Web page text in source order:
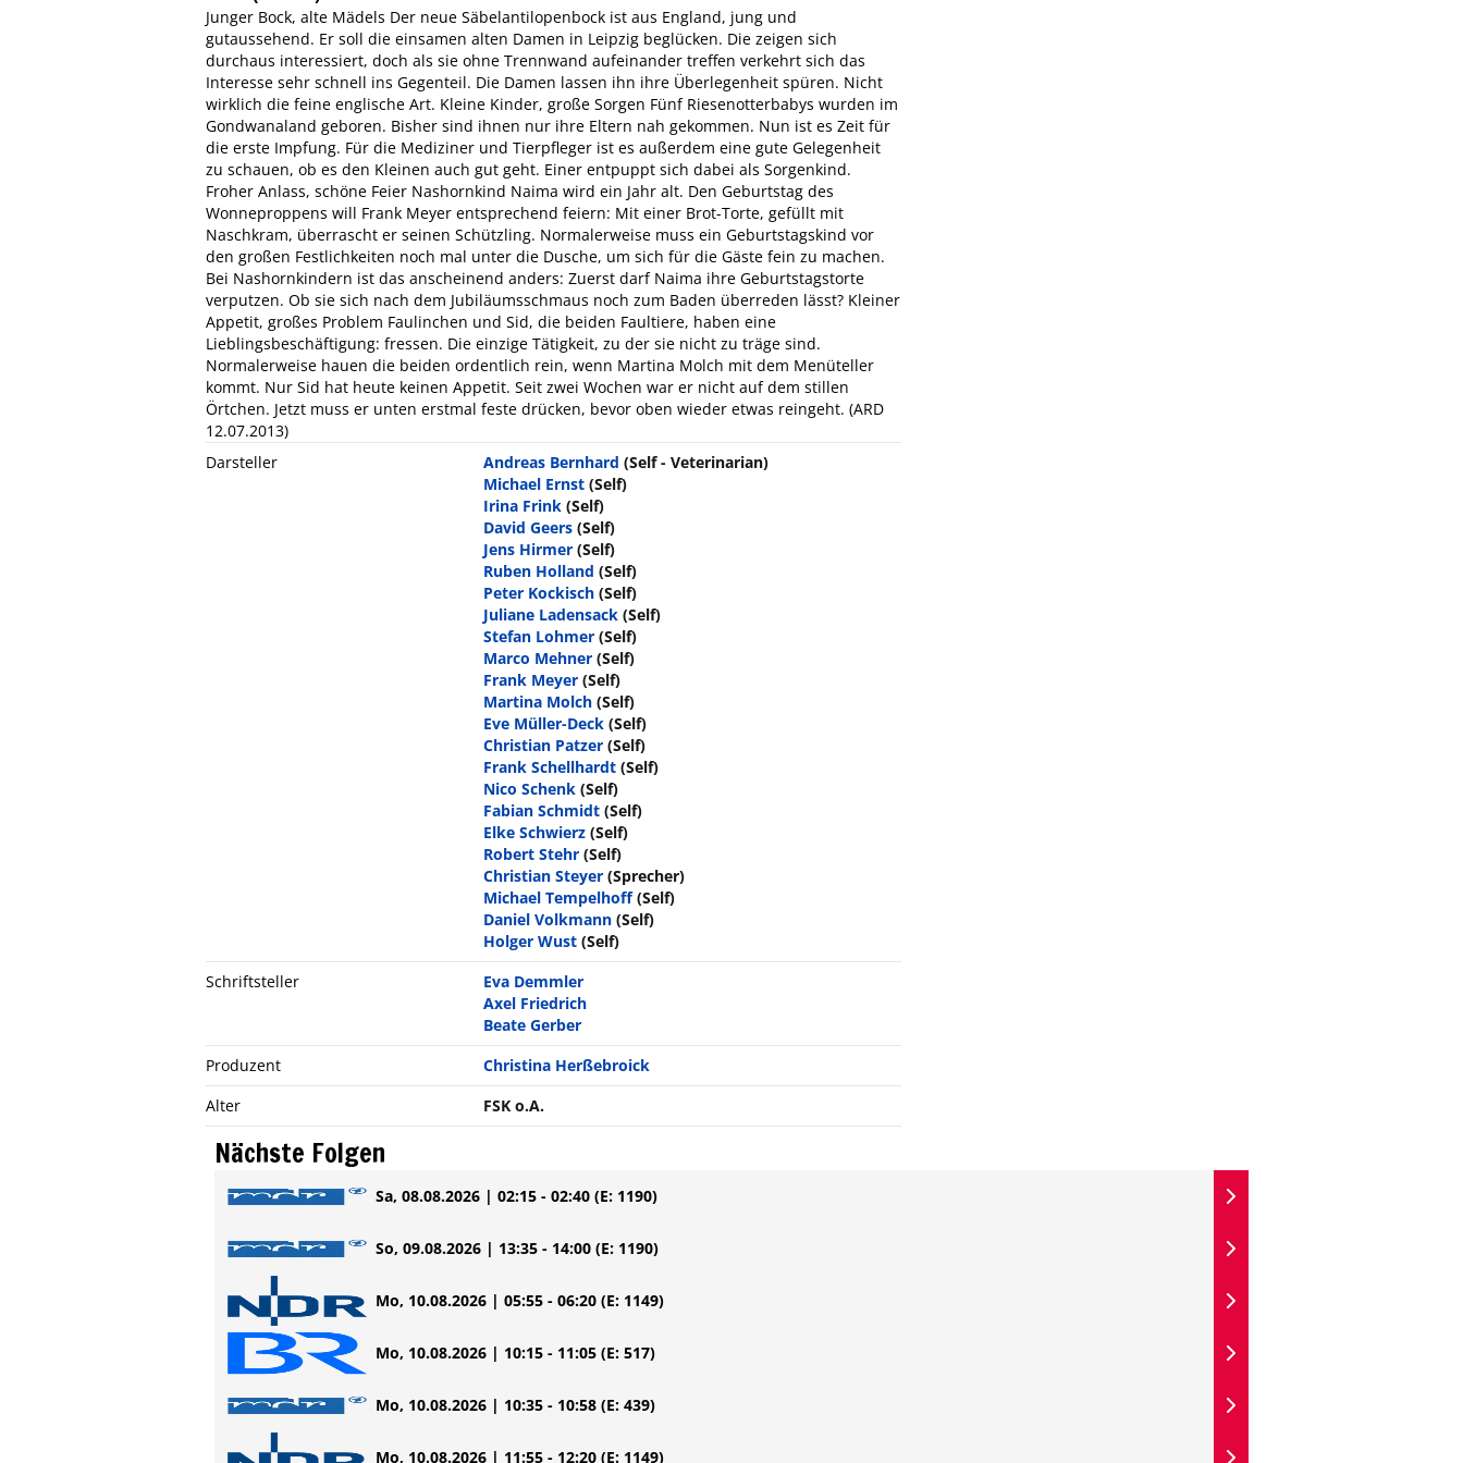
Junger Bock, alte Mädels Der neue Säbelantilopenbock ist aus England, jung und
gutaussehend. Er soll die einsamen alten Damen in Leipzig beglücken. Die zeigen sich
durchaus interessiert, doch als sie ohne Trennwand aufeinander treffen verkehrt sich das
Interesse sehr schnell ins Gegenteil. Die Damen lassen ihn ihre Überlegenheit spüren. Nicht
wirklich die feine englische Art. Kleine Kinder, große Sorgen Fünf Riesenotterbabys wurden im
Gondwanaland geboren. Bisher sind ihnen nur ihre Eltern nah gekommen. Nun ist es Zeit für
die erste Impfung. Für die Mediziner und Tierpfleger ist es außerdem eine gute Gelegenheit
zu schauen, ob es den Kleinen auch gut geht. Einer entpuppt sich dabei als Sorgenkind.
Froher Anlass, schöne Feier Nashornkind Naima wird ein Jahr alt. Den Geburtstag des
Wonneproppens will Frank Meyer entsprechend feiern: Mit einer Brot-Torte, gefüllt mit
Naschkram, überrascht er seinen Schützling. Normalerweise muss ein Geburtstagskind vor
den großen Festlichkeiten noch mal unter die Dusche, um sich für die Gäste fein zu machen.
Bei Nashornkindern ist das anscheinend anders: Zuerst darf Naima ihre Geburtstagstorte
verputzen. Ob sie sich nach dem Jubiläumsschmaus noch zum Baden überreden lässt? Kleiner
Appetit, großes Problem Faulinchen und Sid, die beiden Faultiere, haben eine
Lieblingsbeschäftigung: fressen. Die einzige Tätigkeit, zu der sie nicht zu träge sind.
Normalerweise hauen die beiden ordentlich rein, wenn Martina Molch mit dem Menüteller
kommt. Nur Sid hat heute keinen Appetit. Seit zwei Wochen war er nicht auf dem stillen
Örtchen. Jetzt muss er unten erstmal feste drücken, bevor oben wieder etwas reingeht. (ARD
12.07.2013)
Darsteller
Andreas Bernhard (Self - Veterinarian)
Michael Ernst (Self)
Irina Frink (Self)
David Geers (Self)
Jens Hirmer (Self)
Ruben Holland (Self)
Peter Kockisch (Self)
Juliane Ladensack (Self)
Stefan Lohmer (Self)
Marco Mehner (Self)
Frank Meyer (Self)
Martina Molch (Self)
Eve Müller-Deck (Self)
Christian Patzer (Self)
Frank Schellhardt (Self)
Nico Schenk (Self)
Fabian Schmidt (Self)
Elke Schwierz (Self)
Robert Stehr (Self)
Christian Steyer (Sprecher)
Michael Tempelhoff (Self)
Daniel Volkmann (Self)
Holger Wust (Self)
Schriftsteller
Eva Demmler
Axel Friedrich
Beate Gerber
Produzent
Christina Herßebroick
Alter
FSK o.A.
Nächste Folgen
Sa, 08.08.2026 | 02:15 - 02:40 (E: 1190)
So, 09.08.2026 | 13:35 - 14:00 (E: 1190)
Mo, 10.08.2026 | 05:55 - 06:20 (E: 1149)
Mo, 10.08.2026 | 10:15 - 11:05 (E: 517)
Mo, 10.08.2026 | 10:35 - 10:58 (E: 439)
Mo, 10.08.2026 | 11:55 - 12:20 (E: 1149)